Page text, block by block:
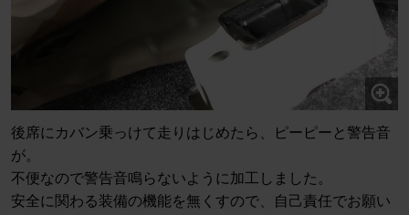
後席にカバン乗っけて走りはじめたら、ピーピーと警告音
が。
不便なので警告音鳴らないように加工しました。
安全に関わる装備の機能を無くすので、自己責任でお願い